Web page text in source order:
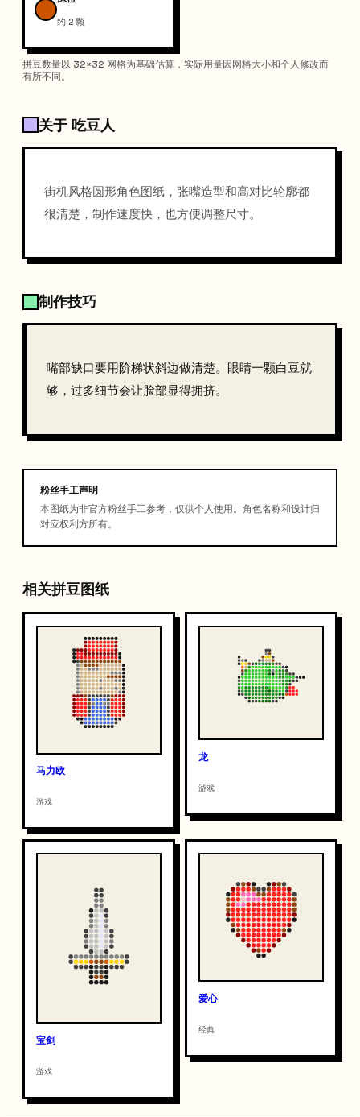
约 2 颗
拼豆数量以 32×32 网格为基础估算，实际用量因网格大小和个人修改而
有所不同。
关于 吃豆人
街机风格圆形角色图纸，张嘴造型和高对比轮廓都
很清楚，制作速度快，也方便调整尺寸。
制作技巧
嘴部缺口要用阶梯状斜边做清楚。眼睛一颗白豆就
够，过多细节会让脸部显得拥挤。
粉丝手工声明
本图纸为非官方粉丝手工参考，仅供个人使用。角色名称和设计归
对应权利方所有。
相关拼豆图纸
马力欧
游戏
龙
游戏
宝剑
游戏
爱心
经典